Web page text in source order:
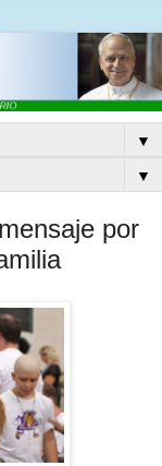
▼
▼
por